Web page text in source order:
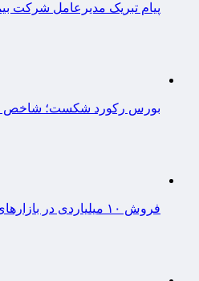
پیام تبریک مدیرعامل شرکت
بورس رکورد شکست؛ شاخص ۵.۵ میلیونی شد
فروش ۱۰ میلیاردی در بازارهای شبانه‌روزی صنایع